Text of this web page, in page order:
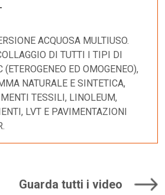
ACQUOSA MULTIUSO.
DI TUTTI I TIPI DI
ED OMOGENEO),
NATURALE E SINTETICA,
TESSILI, LINOLEUM,
LVT E PAVIMENTAZIONI
Guarda tutti i video